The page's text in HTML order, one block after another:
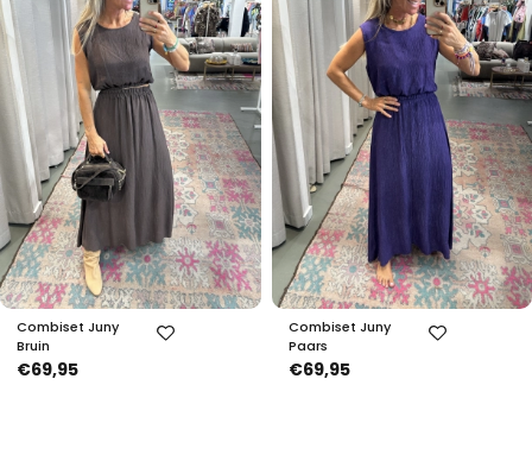
Combiset Juny
Bruin
€69,95
Combiset Juny
Paars
€69,95